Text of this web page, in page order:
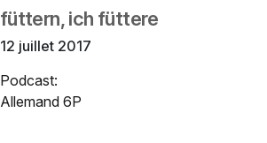
füttern, ich füttere
12 juillet 2017
Podcast:
Allemand 6P